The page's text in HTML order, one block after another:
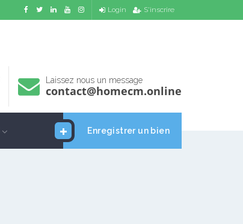
Login S'inscrire
Laissez nous un message
contact@homecm.online
Enregistrer un bien